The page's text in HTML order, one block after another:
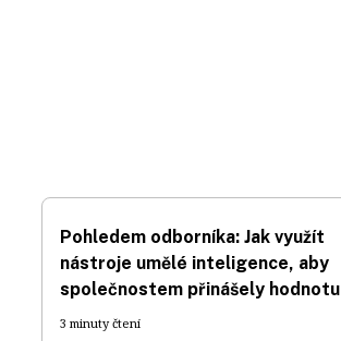
Pohledem odborníka: Jak využít
nástroje umělé inteligence, aby
společnostem přinášely hodnotu
3 minuty čtení